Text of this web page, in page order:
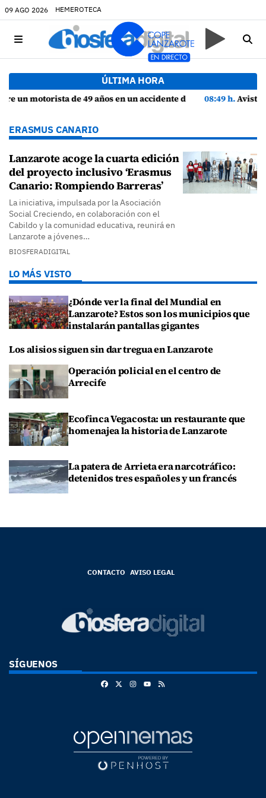
09 AGO 2026 HEMEROTECA
ÚLTIMA HORA
en un accidente de tráfico en Haría
08:49 h.Avistados pollos jóvenes de corredor sahariano y
ERASMUS CANARIO
Lanzarote acoge la cuarta edición
del proyecto inclusivo ‘Erasmus
Canario: Rompiendo Barreras’
La iniciativa, impulsada por la Asociación
Social Creciendo, en colaboración con el
Cabildo y la comunidad educativa, reunirá en
Lanzarote a jóvenes…
BIOSFERADIGITAL
LO MÁS VISTO
¿Dónde ver la final del Mundial en
Lanzarote? Estos son los municipios que
instalarán pantallas gigantes
Los alisios siguen sin dar tregua en Lanzarote
Operación policial en el centro de
Arrecife
Ecofinca Vegacosta: un restaurante que
homenajea la historia de Lanzarote
La patera de Arrieta era narcotráfico:
detenidos tres españoles y un francés
CONTACTO AVISO LEGAL
SÍGUENOS
FacebookInstagram